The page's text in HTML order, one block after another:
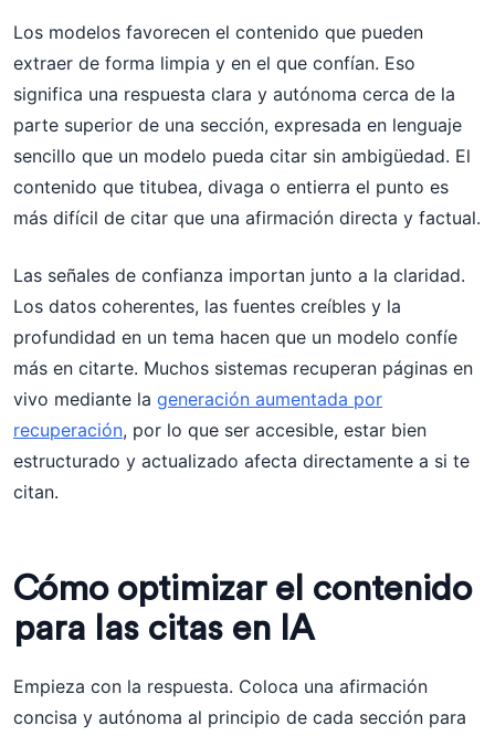
Los modelos favorecen el contenido que pueden
extraer de forma limpia y en el que confían. Eso
significa una respuesta clara y autónoma cerca de la
parte superior de una sección, expresada en lenguaje
sencillo que un modelo pueda citar sin ambigüedad. El
contenido que titubea, divaga o entierra el punto es
más difícil de citar que una afirmación directa y factual.
Las señales de confianza importan junto a la claridad.
Los datos coherentes, las fuentes creíbles y la
profundidad en un tema hacen que un modelo confíe
más en citarte. Muchos sistemas recuperan páginas en
vivo mediante la generación aumentada por
recuperación, por lo que ser accesible, estar bien
estructurado y actualizado afecta directamente a si te
citan.
Cómo optimizar el contenido
para las citas en IA
Empieza con la respuesta. Coloca una afirmación
concisa y autónoma al principio de cada sección para